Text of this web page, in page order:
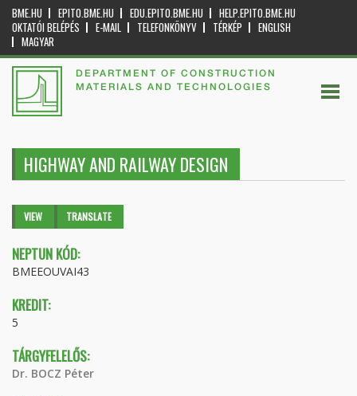
BME.HU EPITO.BME.HU EDU.EPITO.BME.HU
HELP.EPITO.BME.HU
OKTATÓI BELÉPÉS
E-MAIL TELEFONKÖNYV TÉRKÉP
ENGLISH
MAGYAR
DEPARTMENT OF CONSTRUCTION
MATERIALS AND TECHNOLOGIES
HIGHWAY AND RAILWAY DESIGN
Primary tabs
VIEW (ACTIVETRANSLATE
NEPTUN KÓD:
BMEEOUVAI43
KREDIT:
5
TÁRGYFELELŐS:
Dr. BOCZ Péter